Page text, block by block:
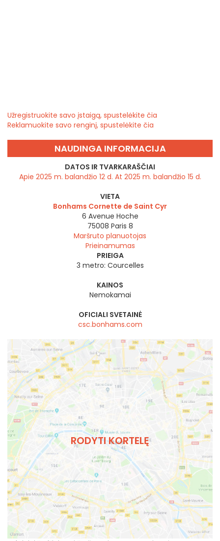
Užregistruokite savo įstaigą, spustelėkite čia
Reklamuokite savo renginį, spustelėkite čia
NAUDINGA INFORMACIJA
DATOS IR TVARKARAŠČIAI
Apie 2025 m. balandžio 12 d. At 2025 m. balandžio 15 d.
VIETA
Bonhams Cornette de Saint Cyr
6 Avenue Hoche
75008 Paris 8
Maršruto planuotojas
Prieinamumas
PRIEIGA
3 metro: Courcelles
KAINOS
Nemokamai
OFICIALI SVETAINĖ
csc.bonhams.com
RODYTI KORTELĘ